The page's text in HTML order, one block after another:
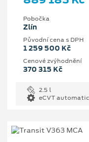
Pobočka
Zlín
Původní cena s DPH
1 259 500 Kč
Cenové zvýhodnění
370 315 Kč
2.5 l
eCVT